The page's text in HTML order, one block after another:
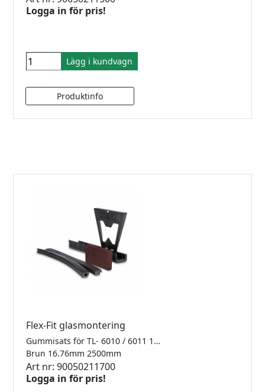
Logga in för pris!
Lägg i kundvagn
Flex-Fit glasmontering
Gummisats för TL- 6010 / 6011 1.0kN Finns i 2500mm, 5000mm samt 25meter
Brun 16.76mm 2500mm
Art nr: 90050211700
Logga in för pris!